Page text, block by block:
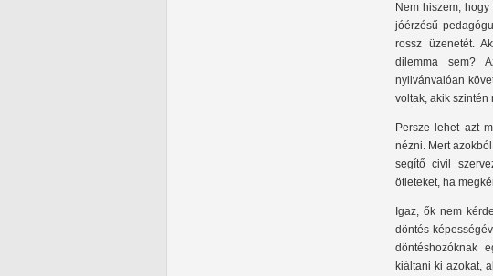
Nem hiszem,
jóérzésű
rossz üzenetét.
dilemma sem?
nyilvánvalóan
voltak, akik
Persze lehet azt
nézni. Mert
segítő civil
ötleteket, ha
Igaz, ők nem
döntés
döntéshozóknak
kiáltani ki azokat,